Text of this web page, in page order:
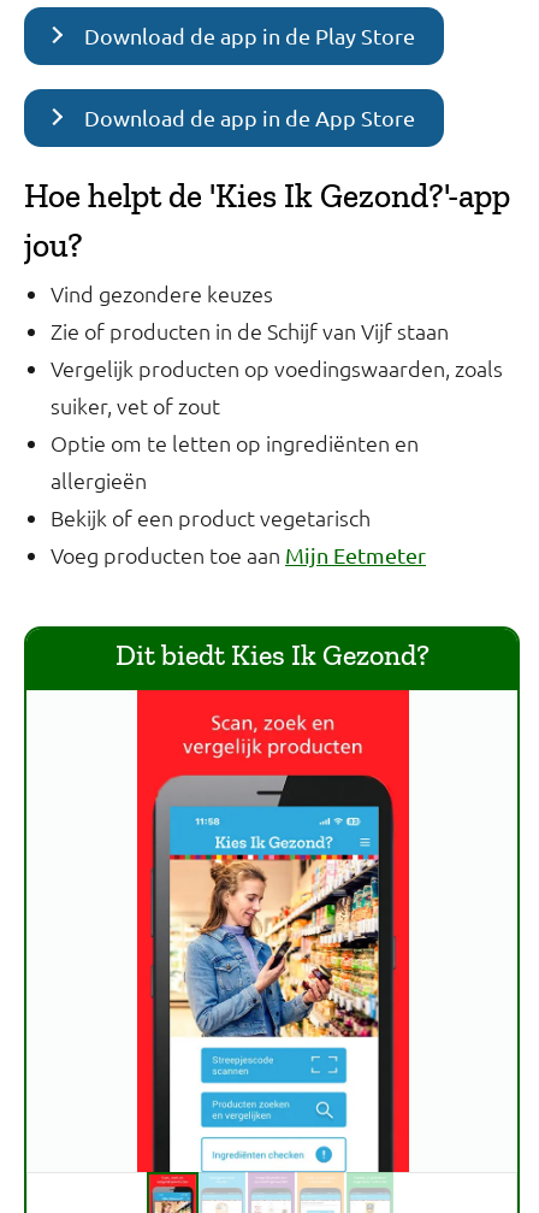
Download de app in de Play Store
Download de app in de App Store
Hoe helpt de 'Kies Ik Gezond?'-app
jou?
Vind gezondere keuzes
Zie of producten in de Schijf van Vijf staan
Vergelijk producten op voedingswaarden, zoals
suiker, vet of zout
Optie om te letten op ingrediënten en
allergieën
Bekijk of een product vegetarisch
Voeg producten toe aan Mijn Eetmeter
Dit biedt Kies Ik Gezond?